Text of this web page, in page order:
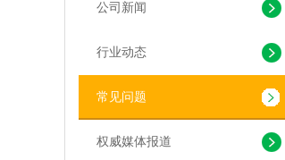
公司新闻
行业动态
常见问题
权威媒体报道